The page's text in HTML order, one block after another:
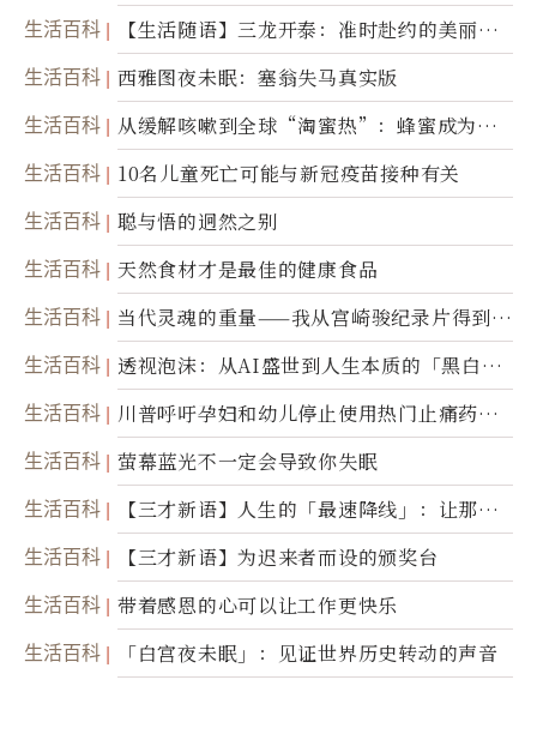
生活百科
【生活随语】三龙开泰：准时赴约的美丽震
撼
生活百科 西雅图夜未眠：塞翁失马真实版
生活百科
从缓解咳嗽到全球“淘蜜热”：蜂蜜成为健
康产业前沿商品
生活百科 10名儿童死亡可能与新冠疫苗接种有关
生活百科 聪与悟的迥然之别
生活百科 天然食材才是最佳的健康食品
生活百科
当代灵魂的重量——我从宫崎骏纪录片得到的
省思
生活百科
透视泡沫：从AI盛世到人生本质的「黑白一
瞬」
生活百科
川普呼吁孕妇和幼儿停止使用热门止痛药泰
诺
生活百科 萤幕蓝光不一定会导致你失眠
生活百科
【三才新语】人生的「最速降线」：让那道
光，带你滑向自己
生活百科 【三才新语】为迟来者而设的颁奖台
生活百科 带着感恩的心可以让工作更快乐
生活百科 「白宫夜未眠」：见证世界历史转动的声音